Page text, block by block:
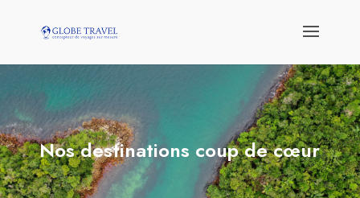
Nos destinations coup de cœur